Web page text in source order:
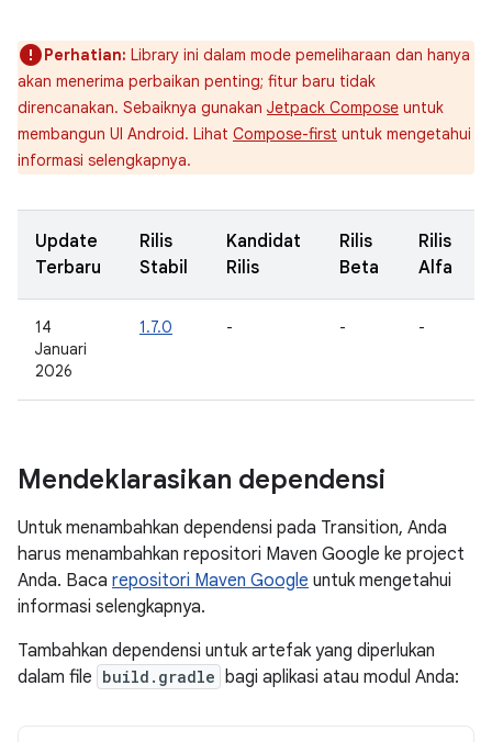
Perhatian: Library ini dalam mode pemeliharaan dan hanya
akan menerima perbaikan penting; fitur baru tidak
direncanakan. Sebaiknya gunakan Jetpack Compose untuk
membangun UI Android. Lihat Compose-first untuk mengetahui
informasi selengkapnya.
Update
Terbaru
Rilis
Stabil
Kandidat
Rilis
Rilis
Beta
Rilis
Alfa
14
Januari
2026
1.7.0 - - -
Mendeklarasikan dependensi
Untuk menambahkan dependensi pada Transition, Anda
harus menambahkan repositori Maven Google ke project
Anda. Baca repositori Maven Google untuk mengetahui
informasi selengkapnya.
Tambahkan dependensi untuk artefak yang diperlukan
dalam file build.gradle bagi aplikasi atau modul Anda: